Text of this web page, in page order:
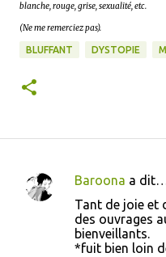
blanche, rouge, grise, sexualité, etc.
(Ne me remerciez pas).
BLUFFANT DYSTOPIE
C
Baroona a
Tant de joie et
des ouvrages
bienveillants.
*fuit bien loin